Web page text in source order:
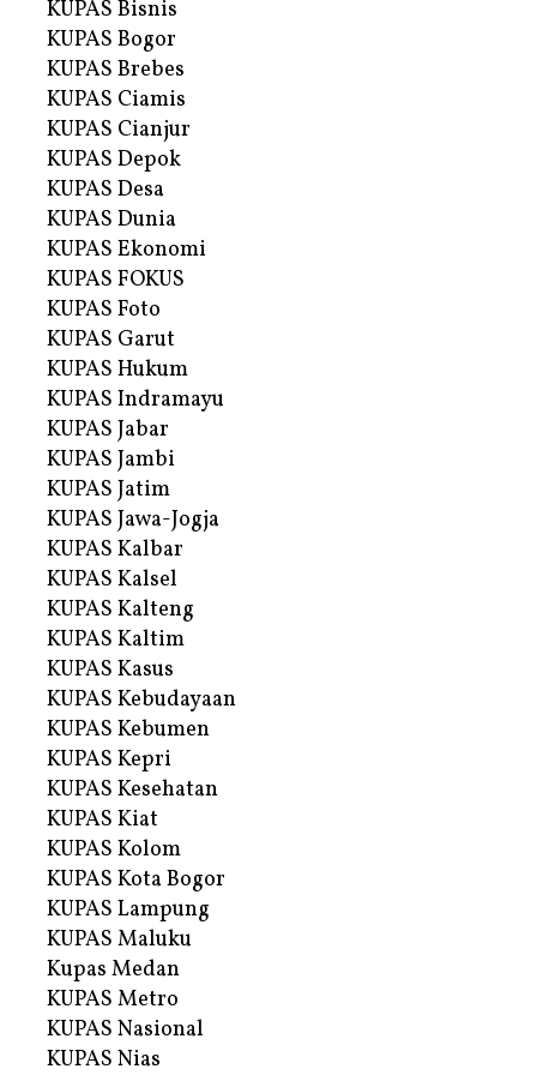
KUPAS Bisnis
KUPAS Bogor
KUPAS Brebes
KUPAS Ciamis
KUPAS Cianjur
KUPAS Depok
KUPAS Desa
KUPAS Dunia
KUPAS Ekonomi
KUPAS FOKUS
KUPAS Foto
KUPAS Garut
KUPAS Hukum
KUPAS Indramayu
KUPAS Jabar
KUPAS Jambi
KUPAS Jatim
KUPAS Jawa-Jogja
KUPAS Kalbar
KUPAS Kalsel
KUPAS Kalteng
KUPAS Kaltim
KUPAS Kasus
KUPAS Kebudayaan
KUPAS Kebumen
KUPAS Kepri
KUPAS Kesehatan
KUPAS Kiat
KUPAS Kolom
KUPAS Kota Bogor
KUPAS Lampung
KUPAS Maluku
Kupas Medan
KUPAS Metro
KUPAS Nasional
KUPAS Nias